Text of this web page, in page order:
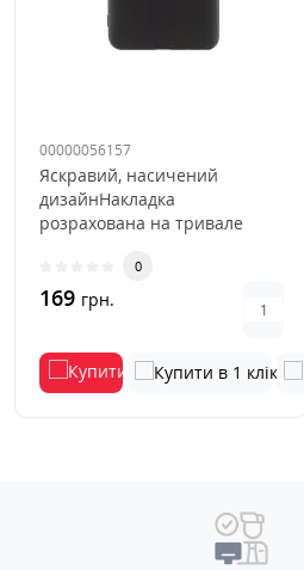
00000056157
Яскравий, насичений
дизайнНакладка
розрахована на тривале
деформація та виц..
0
169 грн.